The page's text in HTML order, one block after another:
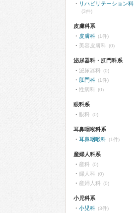
リハビリテーション科
(3件)
皮膚科系
皮膚科 (1件)
美容皮膚科 (0)
泌尿器科・肛門科系
泌尿器科 (0)
肛門科 (1件)
性病科 (0)
眼科系
眼科 (0)
耳鼻咽喉科系
耳鼻咽喉科 (1件)
産婦人科系
産科 (0)
婦人科 (0)
産婦人科 (0)
小児科系
小児科 (3件)